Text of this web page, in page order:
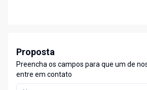
Proposta
Preencha os campos para que um de
entre em contato